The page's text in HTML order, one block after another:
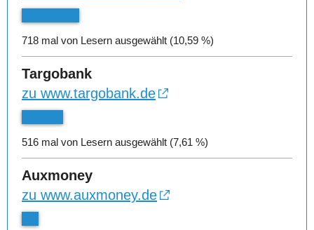
718 mal von Lesern ausgewählt (10,59 %)
Targobank
zu www.targobank.de
516 mal von Lesern ausgewählt (7,61 %)
Auxmoney
zu www.auxmoney.de